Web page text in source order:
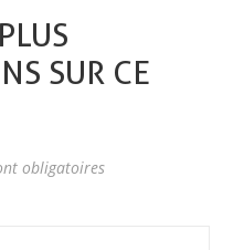
SUR CE
obligatoires